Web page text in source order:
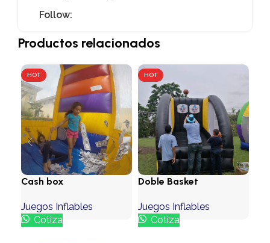
Follow:
Productos relacionados
HOT
Cash box
Juegos Inflables
Cotiza
HOT
Doble Basket
Juegos Inflables
Cotiza